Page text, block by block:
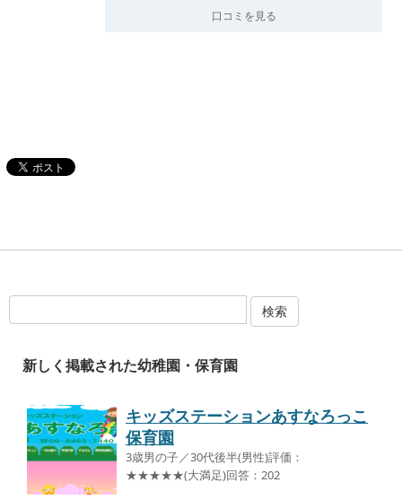
口コミを見る
検索
新しく掲載された幼稚園・保育園
キッズステーションあすなろっこ
保育園
3歳男の子／30代後半(男性)評価：
★★★★★(大満足)回答：202